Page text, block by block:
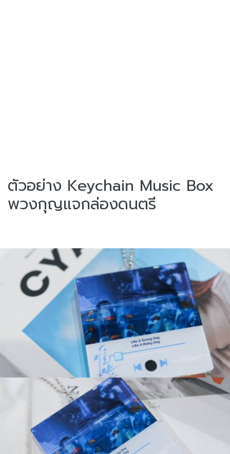
ตัวอย่าง Keychain Music Box
พวงกุญแจกล่องดนตรี